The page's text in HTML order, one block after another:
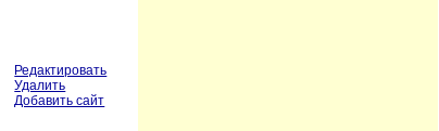
Редактировать
Удалить
Добавить сайт